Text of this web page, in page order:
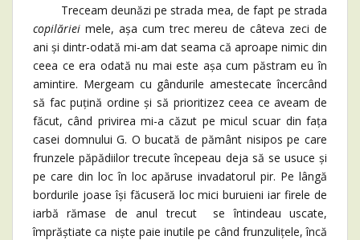
Treceam deunăzi pe strada mea, de fapt pe strada
copilăriei mele, așa cum trec mereu de câteva zeci de
ani și dintr-odată mi-am dat seama că aproape nimic din
ceea ce era odată nu mai este așa cum păstram eu în
amintire. Mergeam cu gândurile amestecate încercând
să fac puțină ordine și să prioritizez ceea ce aveam de
făcut, când privirea mi-a căzut pe micul scuar din fața
casei domnului G. O bucată de pământ nisipos pe care
frunzele păpădiilor trecute începeau deja să se usuce și
pe care din loc în loc apăruse invadatorul pir. Pe lângă
bordurile joase își făcuseră loc mici buruieni iar firele de
iarbă rămase de anul trecut se întindeau uscate,
împrăștiate ca niște paie inutile pe când frunzulițele, încă